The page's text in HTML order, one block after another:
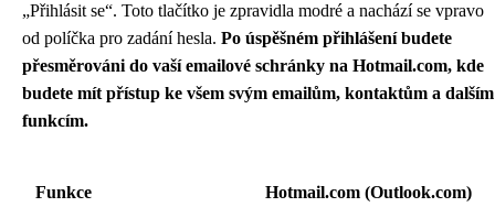
„Přihlásit se“. Toto tlačítko je zpravidla modré a nachází se vpravo
od políčka pro zadání hesla. Po úspěšném přihlášení budete
přesměrováni do vaší emailové schránky na Hotmail.com, kde
budete mít přístup ke všem svým emailům, kontaktům a dalším
funkcím.
Funkce Hotmail.com (Outlook.com)